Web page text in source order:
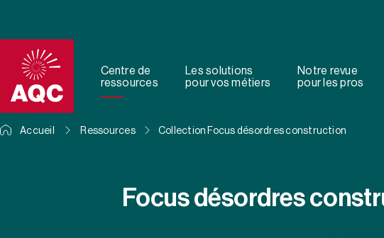
Centre de
ressources
Les solutions
pour vos métiers
Notre revue
pour les pros
Accueil Ressources Collection Focus désordres construction
Focus désordres